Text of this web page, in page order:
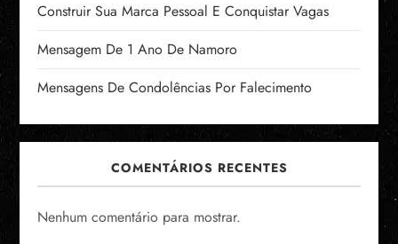
Construir Sua Marca Pessoal E Conquistar Vagas
Mensagem De 1 Ano De Namoro
Mensagens De Condolências Por Falecimento
COMENTÁRIOS RECENTES
Nenhum comentário para mostrar.